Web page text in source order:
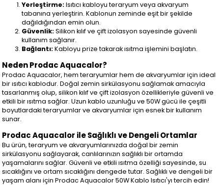
Yerleştirme:Isıtıcı kabloyu teraryum veya akvaryum
tabanına yerleştirin. Kablonun zeminde eşit bir şekilde
dağıldığından emin olun.
Güvenlik:Silikon kılıf ve çift izolasyon sayesinde güvenli
kullanım sağlanır.
Bağlantı:Kabloyu prize takarak ısıtma işlemini başlatın.
Neden Prodac Aquacalor?
Prodac Aquacalor, hem teraryumlar hem de akvaryumlar için ideal
bir ısıtıcı kablodur. Doğal zemin sirkülasyonu sağlamak amacıyla
tasarlanmış olup, silikon kılıf ve çift izolasyon özellikleriyle güvenli ve
etkili bir ısıtma sağlar. Uzun kablo uzunluğu ve 50W gücü ile çeşitli
boyutlardaki teraryumlar ve akvaryumlar için esnek bir kullanım
sunar.
Prodac Aquacalor ile Sağlıklı ve Dengeli Ortamlar
Bu ürün, teraryum ve akvaryumlarınızda doğal bir zemin
sirkülasyonu sağlayarak, canlılarınızın sağlıklı bir ortamda
yaşamalarını sağlar. Güvenli ve etkili ısıtma özelliği sayesinde, su
sıcaklığını ve ortam sıcaklığını dengede tutar. Sağlıklı ve dengeli bir
yaşam alanı için Prodac Aquacalor 50W Kablo Isıtıcı'yı tercih edin!